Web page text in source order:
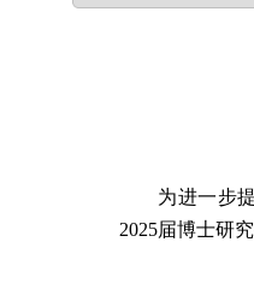
为进一步
2025届博士研